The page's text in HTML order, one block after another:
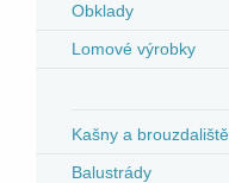
Obklady
Lomové výrobky
Kašny a brouzdaliště
Balustrády